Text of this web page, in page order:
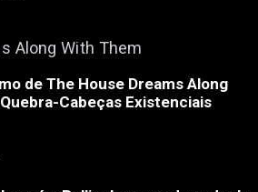
de The House Dreams Along
Cabeças Existenciais